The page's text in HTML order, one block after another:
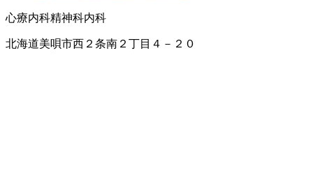
心療内科精神科内科
北海道美唄市西２条南２丁目４－２０